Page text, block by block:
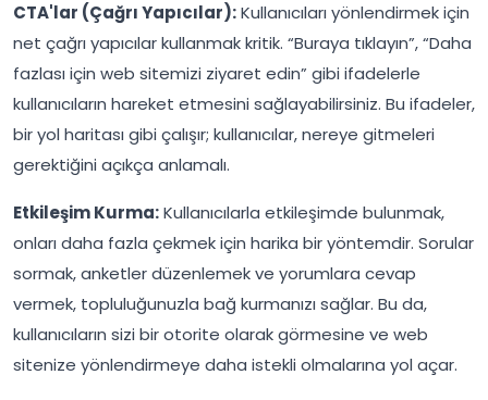
CTA'lar (Çağrı Yapıcılar):Kullanıcıları yönlendirmek için
net çağrı yapıcılar kullanmak kritik. “Buraya tıklayın”, “Daha
fazlası için web sitemizi ziyaret edin” gibi ifadelerle
kullanıcıların hareket etmesini sağlayabilirsiniz. Bu ifadeler,
bir yol haritası gibi çalışır; kullanıcılar, nereye gitmeleri
gerektiğini açıkça anlamalı.
Etkileşim Kurma:Kullanıcılarla etkileşimde bulunmak,
onları daha fazla çekmek için harika bir yöntemdir. Sorular
sormak, anketler düzenlemek ve yorumlara cevap
vermek, topluluğunuzla bağ kurmanızı sağlar. Bu da,
kullanıcıların sizi bir otorite olarak görmesine ve web
sitenize yönlendirmeye daha istekli olmalarına yol açar.